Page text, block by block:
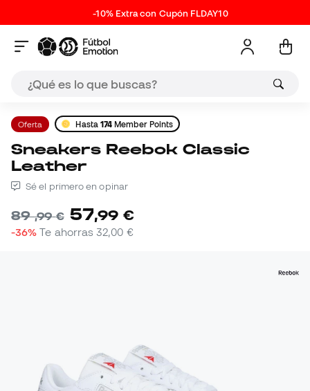
-10% Extra con Cupón FLDAY10
Oferta Hasta 174 Member Points
Sneakers Reebok Classic
Leather
Sé el primero en opinar
89,99 € 57,99 €
-36% Te ahorras32,00 €